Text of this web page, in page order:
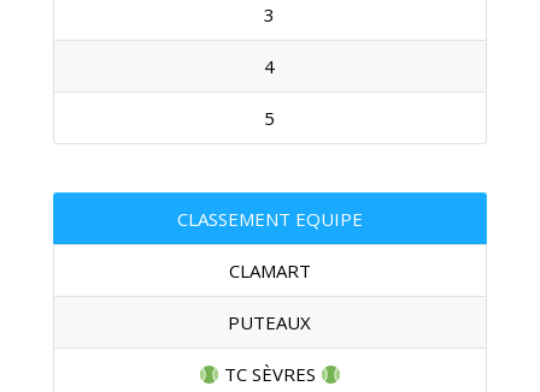
3
4
5
CLASSEMENT EQUIPE
CLAMART
PUTEAUX
TC SÈVRES